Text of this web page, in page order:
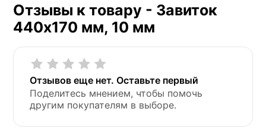
Отзывы к товару - Завиток
440х170 мм, 10 мм
Отзывов еще нет. Оставьте первый
Поделитесь мнением, чтобы помочь
другим покупателям в выборе.